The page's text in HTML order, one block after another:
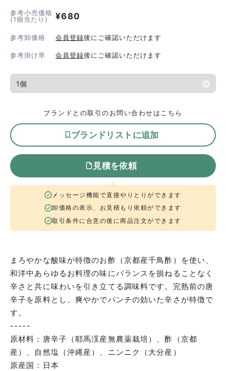
参考小売価格
(1個当たり)
¥680
参考卸価格 会員登録後にご確認いただけます
参考掛け率 会員登録後にご確認いただけます
ブランドとの取引のお問い合わせはこちら
ブランドリストに追加
見積を依頼
メッセージ機能で直接やりとりができます
卸価格の表示、お見積もり依頼ができます
取引条件に合意の後に商品注文ができます
まろやかな酸味が特徴のお酢（京都産千鳥酢）を使い、
和洋中あらゆるお料理の味にバランスを損ねることなく
辛さと共に味わいを引き立てる調味料です。完熟前の唐
辛子を原料とし、爽やかでパンチの効いた辛さが特徴で
す。
-----
原材料：唐辛子（耶馬渓産無農薬栽培）、酢（京都
産）、自然塩（沖縄産）、ニンニク（大分産）
原産国：日本